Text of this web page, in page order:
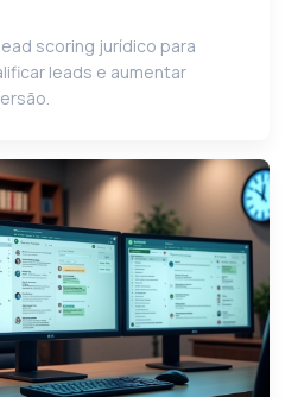
scoring jurídico para
leads e aumentar